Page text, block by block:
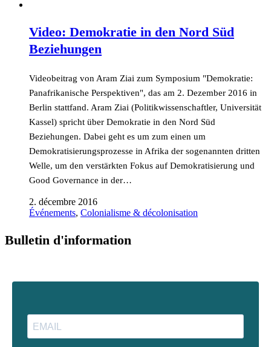
Video: Demokratie in den Nord Süd
Beziehungen
Videobeitrag von Aram Ziai zum Symposium "Demokratie:
Panafrikanische Perspektiven", das am 2. Dezember 2016 in
Berlin stattfand. Aram Ziai (Politikwissenschaftler, Universität
Kassel) spricht über Demokratie in den Nord Süd
Beziehungen. Dabei geht es um zum einen um
Demokratisierungsprozesse in Afrika der sogenannten dritten
Welle, um den verstärkten Fokus auf Demokratisierung und
Good Governance in der…
2. décembre 2016
Événements, Colonialisme & décolonisation
Bulletin d'information